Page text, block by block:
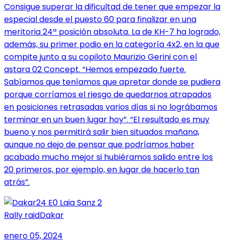
Consigue superar la dificultad de tener que empezar la
especial desde el puesto 60 para finalizar en una
meritoria 24ª posición absoluta. La de KH-7 ha logrado,
además, su primer podio en la categoría 4x2, en la que
compite junto a su copiloto Maurizio Gerini con el
astara 02 Concept. “Hemos empezado fuerte.
Sabíamos que teníamos que apretar donde se pudiera
porque corríamos el riesgo de quedarnos atrapados
en posiciones retrasadas varios días si no lográbamos
terminar en un buen lugar hoy”. “El resultado es muy
bueno y nos permitirá salir bien situados mañana,
aunque no dejo de pensar que podríamos haber
acabado mucho mejor si hubiéramos salido entre los
20 primeros, por ejemplo, en lugar de hacerlo tan
atrás”.
Rally raidDakar
enero 05, 2024